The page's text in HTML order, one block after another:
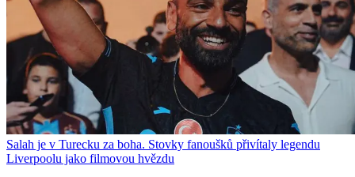
Salah je v Turecku za boha. Stovky fanoušků přivítaly legendu
Liverpoolu jako filmovou hvězdu